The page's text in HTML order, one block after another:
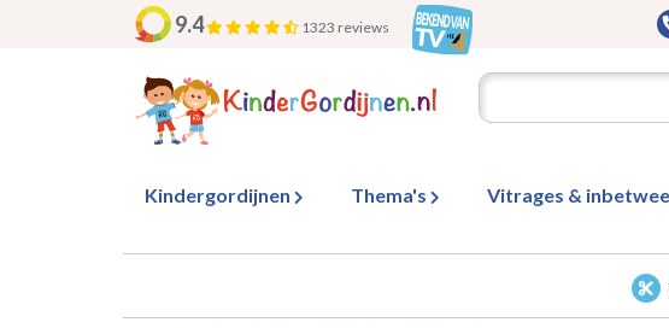
9.4 1323 reviews
Kindergordijnen Thema's Vitrages &